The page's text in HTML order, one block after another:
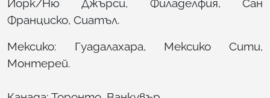
Йорк/Ню Джърси, Филаделфия, Сан
Франциско, Сиатъл.
Мексико: Гуадалахара, Мексико Сити,
Монтерей.